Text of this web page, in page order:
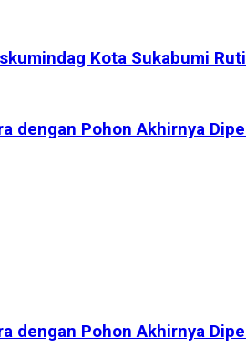
Kota Sukabumi
dengan Pohon Akhirnya
dengan Pohon Akhirnya